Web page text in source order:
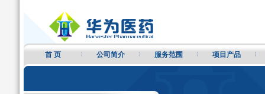
首 页 公司简介 服务范围 项目产品